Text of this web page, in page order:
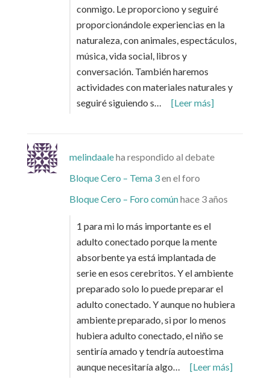
conmigo. Le proporciono y seguiré
proporcionándole experiencias en la
naturaleza, con animales, espectáculos,
música, vida social, libros y
conversación. También haremos
actividades con materiales naturales y
seguiré siguiendo s…
[Leer más]
melindaaleha respondido al debate
Bloque Cero – Tema 3en el foro
Bloque Cero – Foro comúnhace 3 años
1 para mi lo más importante es el
adulto conectado porque la mente
absorbente ya está implantada de
serie en esos cerebritos. Y el ambiente
preparado solo lo puede preparar el
adulto conectado. Y aunque no hubiera
ambiente preparado, si por lo menos
hubiera adulto conectado, el niño se
sentiría amado y tendría autoestima
aunque necesitaría algo…
[Leer más]